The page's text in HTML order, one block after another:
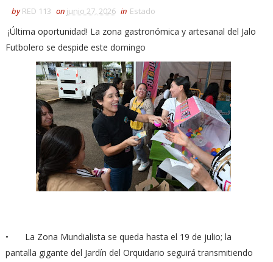
by RED 113 on junio 27, 2026 in Estado
¡Última oportunidad! La zona gastronómica y artesanal del Jalo
Futbolero se despide este domingo
•
La Zona Mundialista se queda hasta el 19 de julio; la
pantalla gigante del Jardín del Orquidario seguirá transmitiendo